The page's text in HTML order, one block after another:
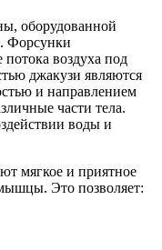
оборудованной
Форсунки
воздуха под
джакузи являются
и направлением
части тела.
воды и
мягкое и приятное
Это позволяет: